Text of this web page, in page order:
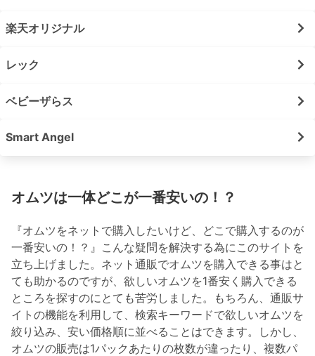
楽天オリジナル
レック
ベビーザらス
Smart Angel
オムツは一体どこが一番安いの！？
『オムツをネットで購入したいけど、どこで購入するのが
一番安いの！？』こんな疑問を解決する為にこのサイトを
立ち上げました。ネット通販でオムツを購入できる事はと
ても助かるのですが、欲しいオムツを1番安く購入できる
ところを探すのにとても苦労しました。もちろん、通販サ
イトの機能を利用して、検索キーワードで欲しいオムツを
絞り込み、安い価格順に並べることはできます。しかし、
オムツの販売は1パックあたりの枚数が違ったり、複数パ